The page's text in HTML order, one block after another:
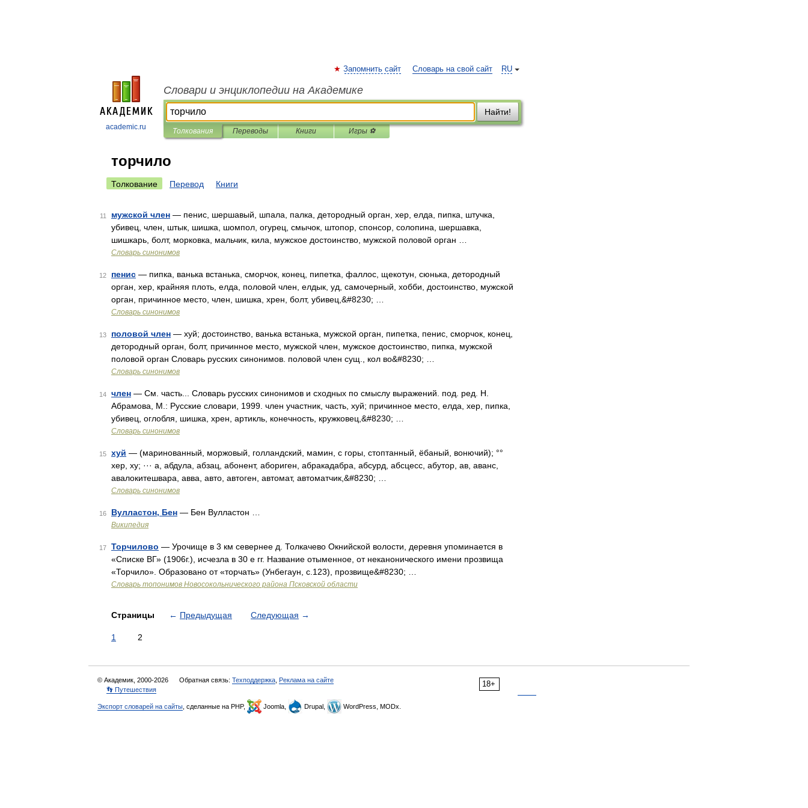
academic.ru
RU
Запомнить сайт Словарь на свой сайт
Словари и энциклопедии на Академике
Найти!
Толкования Переводы Книги Игры ⚽
торчило
Толкование Перевод Книги
11 мужской член — пенис, шершавый, шпала, палка, детородный орган, хер, елда, пипка, штучка,
убивец, член, штык, шишка, шомпол, огурец, смычок, штопор, спонсор, солопина, шершавка,
шишкарь, болт, морковка, мальчик, кила, мужское достоинство, мужской половой орган …
Словарь синонимов
12 пенис — пипка, ванька встанька, сморчок, конец, пипетка, фаллос, щекотун, сюнька, детородный
орган, хер, крайняя плоть, елда, половой член, елдык, уд, самочерный, хобби, достоинство, мужской
орган, причинное место, член, шишка, хрен, болт, убивец,&#8230; …
Словарь синонимов
13 половой член — хуй; достоинство, ванька встанька, мужской орган, пипетка, пенис, сморчок, конец,
детородный орган, болт, причинное место, мужской член, мужское достоинство, пипка, мужской
половой орган Словарь русских синонимов. половой член сущ., кол во&#8230; …
Словарь синонимов
14 член — См. часть... Словарь русских синонимов и сходных по смыслу выражений. под. ред. Н.
Абрамова, М.: Русские словари, 1999. член участник, часть, хуй; причинное место, елда, хер, пипка,
убивец, оглобля, шишка, хрен, артикль, конечность, кружковец,&#8230; …
Словарь синонимов
15 хуй — (маринованный, моржовый, голландский, мамин, с горы, стоптанный, ёбаный, вонючий); °°
хер, ху; ··· а, абдула, абзац, абонент, абориген, абракадабра, абсурд, абсцесс, абутор, ав, аванс,
авалокитешвара, авва, авто, автоген, автомат, автоматчик,&#8230; …
Словарь синонимов
16 Вулластон, Бен — Бен Вулластон …
Википедия
17 Торчилово — Урочище в 3 км севернее д. Толкачево Окнийской волости, деревня упоминается в
«Списке ВГ» (1906г.), исчезла в 30 е гг. Название отыменное, от неканонического имени прозвища
«Торчило». Образовано от «торчать» (Унбегаун, с.123), прозвище&#8230; …
Словарь топонимов Новосокольнического района Псковской области
Страницы ← Предыдущая Следующая →
1 2
18+
© Академик, 2000-2026 Обратная связь: Техподдержка Реклама на сайте
👣 Путешествия
Экспорт словарей на сайты , сделанные на PHP, Joomla, Drupal, WordPress, MODx.